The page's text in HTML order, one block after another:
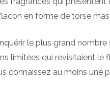
en forme de torse
le plus grand
limitées qui revisitaient
connaissez au moins une